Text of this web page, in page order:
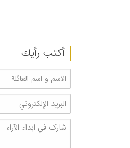
أکتب رأیك